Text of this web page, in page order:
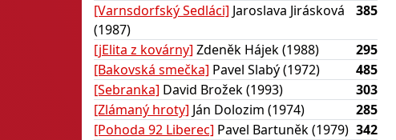
[Varnsdorfský Sedláci] Jaroslava Jirásková
(1987)
385
[jElita z kovárny] Zdeněk Hájek (1988)
295
[Bakovská smečka] Pavel Slabý (1972)
485
[Sebranka] David Brožek (1993)
303
[Zlámaný hroty] Ján Dolozim (1974)
285
[Pohoda 92 Liberec] Pavel Bartuněk (1979) 342